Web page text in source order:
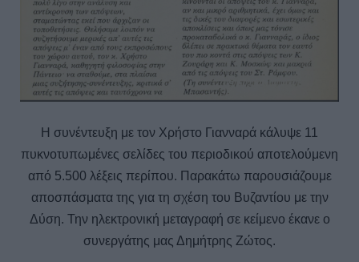
Η συνέντευξη με τον Χρήστο Γιανναρά κάλυψε 11
πυκνοτυπωμένες σελίδες του περιοδικού αποτελούμενη
από 5.500 λέξεις περίπου. Παρακάτω παρουσιάζουμε
αποσπάσματα της για τη σχέση του Βυζαντίου με την
Δύση. Την ηλεκτρονική μεταγραφή σε κείμενο έκανε ο
συνεργάτης μας Δημήτρης Ζώτος.